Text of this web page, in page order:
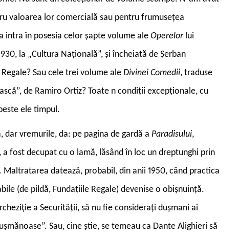
valoarea lor comercială sau pentru frumusețea
intra în posesia celor șapte volume ale Operelor lui
la „Cultura Națională”, și încheiată de Șerban
Sau cele trei volume ale Divinei Comedii, traduse
de Ramiro Ortiz? Toate n condiții excepționale, cu
ele timpul.
vremurile, da: pe pagina de gardă a Paradisului,
fost decupat cu o lamă, lăsând în loc un dreptunghi prin
datează, probabil, din anii 1950, când practica
(de pildă, Fundațiile Regale) devenise o obișnuință.
a Securității, să nu fie considerați dușmani ai
Sau, cine știe, se temeau ca Dante Alighieri să